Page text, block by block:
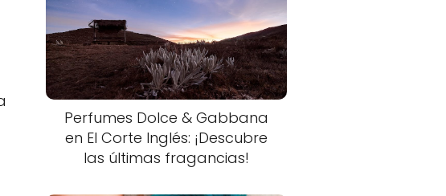
Perfumes Dolce & Gabbana
en El Corte Inglés: ¡Descubre
las últimas fragancias!